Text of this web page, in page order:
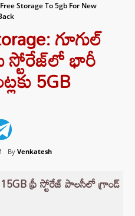
Storage To 5gb For New
గూగుల్
స్టోరేజ్‌లో భారీ
5GB
By Venkatesh
15GB ఫ్రీ స్టోరేజ్ పాలసీలో గ్రాండ్